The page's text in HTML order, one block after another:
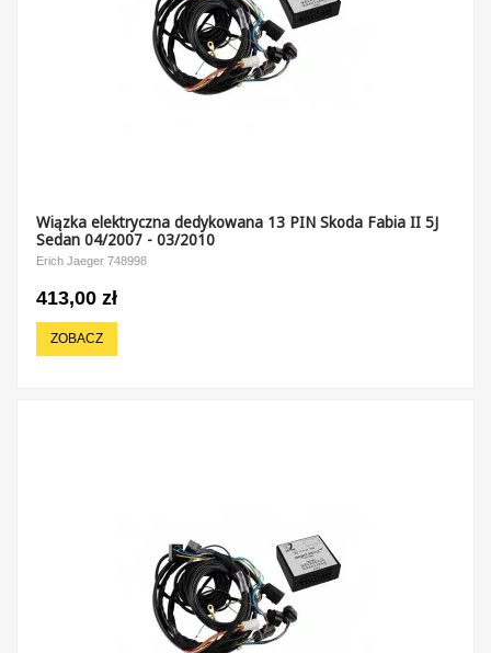
Wiązka elektryczna dedykowana 13 PIN Skoda Fabia II 5J
Sedan 04/2007 - 03/2010
Erich Jaeger 748998
413,00 zł
ZOBACZ